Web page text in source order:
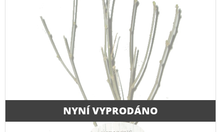
NYNÍ VYPRODÁNO